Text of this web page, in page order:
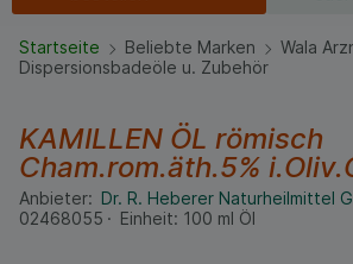
Startseite Beliebte Marken
Wala
Dispersionsbadeöle u. Zubehör
KAMILLEN ÖL römisch
Cham.rom.äth.5%
Anbieter: Dr. R. Heberer Naturheilmittel
02468055
Einheit: 100 ml Öl